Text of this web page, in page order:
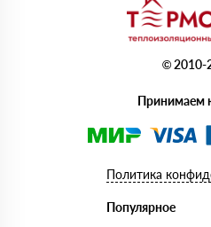
© 2010-
Принимаем
Политика
Популярное